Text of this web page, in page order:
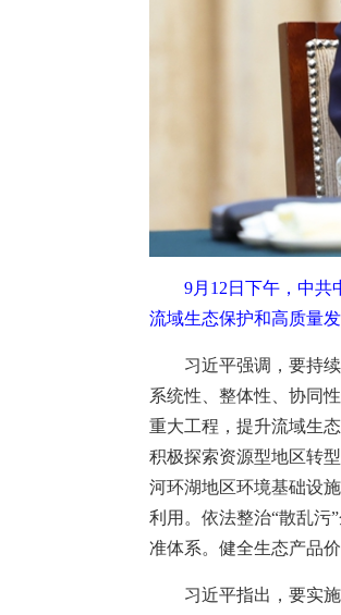
9月12日下午，中
流域生态保护和高质量
习近平强调，要持
系统性、整体性、协同
重大工程，提升流域生
积极探索资源型地区转
河环湖地区环境基础设
利用。依法整治“散乱污
准体系。健全生态产品
习近平指出，要实